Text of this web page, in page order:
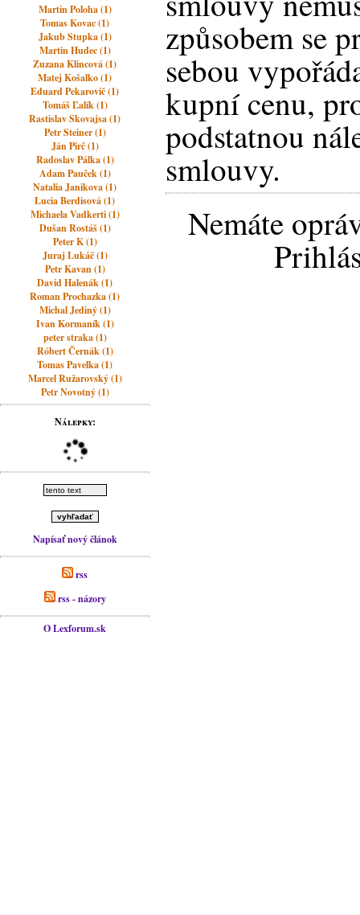
Martin Poloha (1)
Tomas Kovac (1)
Jakub Stupka (1)
Martin Hudec (1)
Zuzana Klincová (1)
Matej Košalko (1)
Eduard Pekarovič (1)
Tomáš Ľalík (1)
Rastislav Skovajsa (1)
Petr Steiner (1)
Ján Pirč (1)
Radoslav Pálka (1)
Adam Pauček (1)
Natalia Janikova (1)
Lucia Berdisová (1)
Michaela Vadkerti (1)
Dušan Rostáš (1)
Peter K (1)
Juraj Lukáč (1)
Petr Kavan (1)
David Halenák (1)
Roman Prochazka (1)
Michal Jediný (1)
Ivan Kormaník (1)
peter straka (1)
Róbert Černák (1)
Tomas Pavelka (1)
Marcel Ružarovský (1)
Petr Novotný (1)
Nálepky:
Napísať nový článok
rss
rss - názory
O Lexforum.sk
způsobem se
sebou
kupní cenu,
podstatnou
smlouvy.
Nemáte